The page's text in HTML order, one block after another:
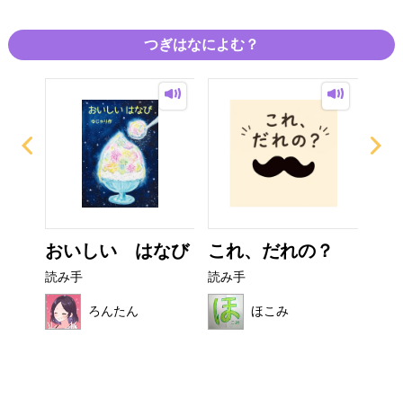
つぎはなによむ？
おいしい はなび
読み手
ろんたん
これ、だれの？
読み手
ほこみ